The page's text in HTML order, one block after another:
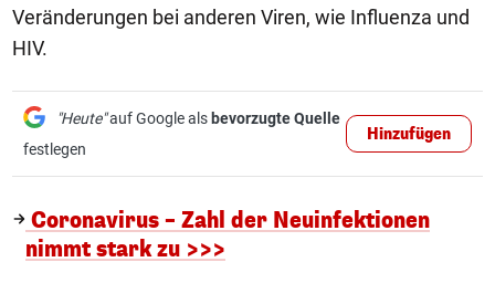
Veränderungen bei anderen Viren, wie Influenza und
HIV.
"Heute"auf Google als bevorzugte Quelle
festlegen
Hinzufügen
Coronavirus – Zahl der Neuinfektionen
nimmt stark zu >>>